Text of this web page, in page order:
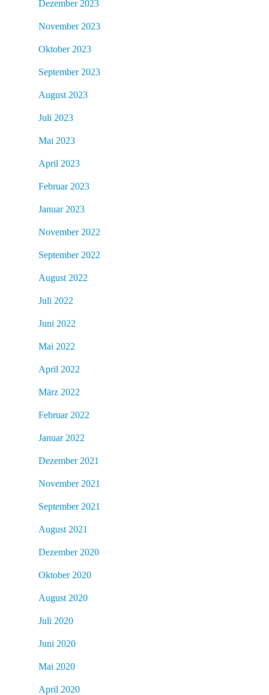
Dezember 2023
November 2023
Oktober 2023
September 2023
August 2023
Juli 2023
Mai 2023
April 2023
Februar 2023
Januar 2023
November 2022
September 2022
August 2022
Juli 2022
Juni 2022
Mai 2022
April 2022
März 2022
Februar 2022
Januar 2022
Dezember 2021
November 2021
September 2021
August 2021
Dezember 2020
Oktober 2020
August 2020
Juli 2020
Juni 2020
Mai 2020
April 2020